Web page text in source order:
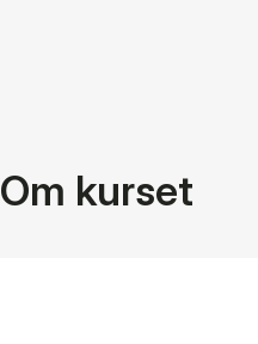
Om kurset